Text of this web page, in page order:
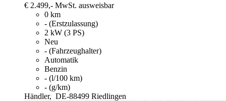
€ 2.499,- MwSt. ausweisbar
0 km
- (Erstzulassung)
2 kW (3 PS)
Neu
- (Fahrzeughalter)
Automatik
Benzin
- (l/100 km)
- (g/km)
Händler, DE-88499 Riedlingen